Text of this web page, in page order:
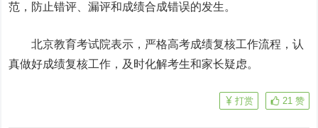
范，防止错评、漏评和成绩合成错误的发生。
北京教育考试院表示，严格高考成绩复核工作流程，认
真做好成绩复核工作，及时化解考生和家长疑虑。
21 赞
打赏